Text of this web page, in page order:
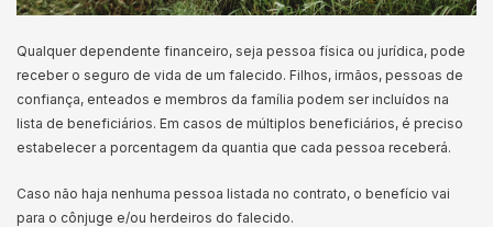
Qualquer dependente financeiro, seja pessoa física ou jurídica, pode
receber o seguro de vida de um falecido. Filhos, irmãos, pessoas de
confiança, enteados e membros da família podem ser incluídos na
lista de beneficiários. Em casos de múltiplos beneficiários, é preciso
estabelecer a porcentagem da quantia que cada pessoa receberá.
Caso não haja nenhuma pessoa listada no contrato, o benefício vai
para o cônjuge e/ou herdeiros do falecido.